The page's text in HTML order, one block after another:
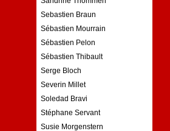
Sebastien Braun
Sébastien Mourrain
Sébastien Pelon
Sébastien Thibault
Serge Bloch
Severin Millet
Soledad Bravi
Stéphane Servant
Susie Morgenstern